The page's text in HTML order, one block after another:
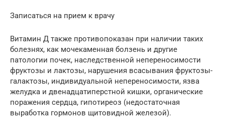
Записаться на прием к врачу
Витамин Д также противопоказан при наличии таких
болезнях, как мочекаменная болзень и другие
патологии почек, наследственной непереносимости
фруктозы и лактозы, нарушения всасывания фруктозы-
галактозы, индивидуальной непереносимости, язва
желудка и двенадцатиперстной кишки, органические
поражения сердца, гипотиреоз (недостаточная
выработка гормонов щитовидной железой).